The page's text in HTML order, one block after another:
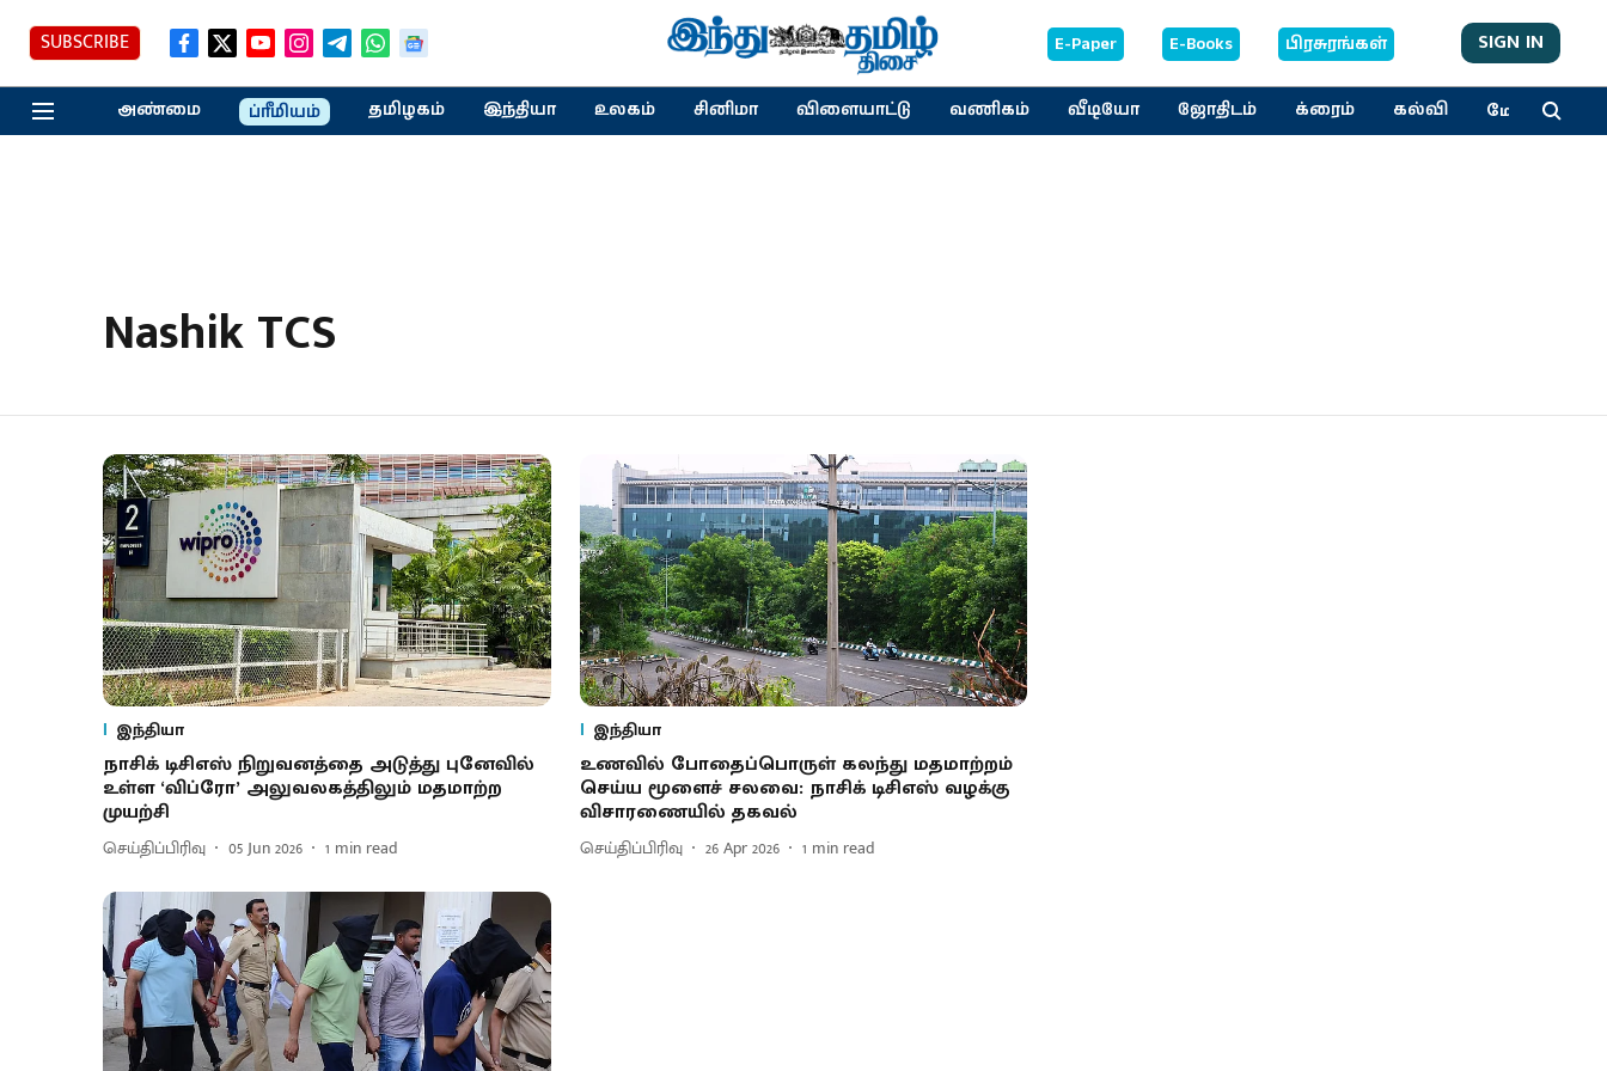
SUBSCRIBE E-Paper E-Books பிரசுரங்கள் SIGN IN
அண்மை ப்ரீமியம் தமிழகம் இந்தியா உலகம் சினிமா விளையாட்டு வணிகம் வீடியோ ஜோதிடம் க்ரைம் கல்வி மேலும்
Nashik TCS
இந்தியா
நாசிக் டிசிஎஸ் நிறுவனத்தை அடுத்து புனேவில்
உள்ள ‘விப்ரோ’ அலுவலகத்திலும் மதமாற்ற
முயற்சி
செய்திப்பிரிவு 05 Jun 2026 1 min read
இந்தியா
உணவில் போதைப்பொருள் கலந்து மதமாற்றம்
செய்ய மூளைச் சலவை: நாசிக் டிசிஎஸ் வழக்கு
விசாரணையில் தகவல்
செய்திப்பிரிவு 26 Apr 2026 1 min read